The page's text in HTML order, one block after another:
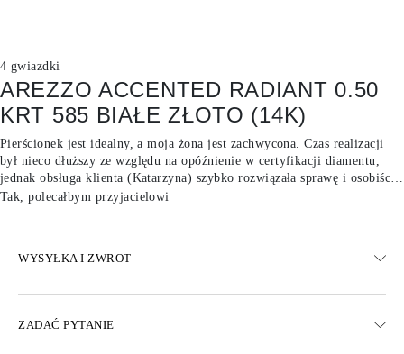
4 gwiazdki
AREZZO ACCENTED RADIANT 0.50
KRT 585 BIAŁE ZŁOTO (14K)
Pierścionek jest idealny, a moja żona jest zachwycona. Czas realizacji
był nieco dłuższy ze względu na opóźnienie w certyfikacji diamentu,
jednak obsługa klienta (Katarzyna) szybko rozwiązała sprawę i osobiście
dostarczyła pierścionek, rekompensując czas oczekiwania. Pełen
Tak, polecałbym przyjacielowi
WYSYŁKA I ZWROT
ZADAĆ PYTANIE